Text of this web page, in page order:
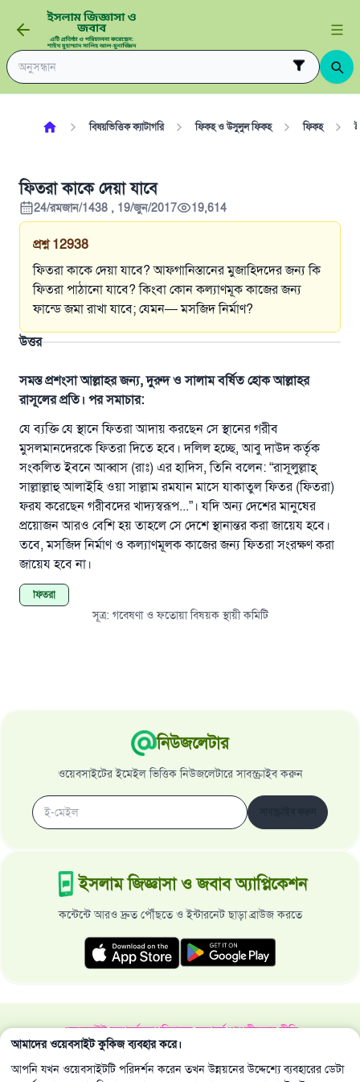
বিষয়ভিত্তিক ক্যাটাগরি ফিকহ ও উসুলুল ফিকহ ফিকহ
ফিতরা কাকে দেয়া যাবে
24/রমজান/1438 , 19/জুন/2017 19,614
প্রশ্ন 12938
ফিতরা কাকে দেয়া যাবে? আফগানিস্তানের মুজাহিদদের জন্য কি
ফিতরা পাঠানো যাবে? কিংবা কোন কল্যাণমূক কাজের জন্য
ফান্ডে জমা রাখা যাবে; যেমন— মসজিদ নির্মাণ?
উত্তর
সমস্ত প্রশংসা আল্লাহর জন্য, দুরুদ ও সালাম বর্ষিত হোক আল্লাহর
রাসূলের প্রতি। পর সমাচার:
যে ব্যক্তি যে স্থানে ফিতরা আদায় করছেন সে স্থানের গরীব
মুসলমানদেরকে ফিতরা দিতে হবে। দলিল হচ্ছে, আবু দাউদ কর্তৃক
সংকলিত ইবনে আব্বাস (রাঃ) এর হাদিস, তিনি বলেন: “রাসূলুল্লাহ্‌
সাল্লাল্লাহু আলাইহি ওয়া সাল্লাম রমযান মাসে যাকাতুল ফিতর (ফিতরা)
ফরয করেছেন গরীবদের খাদ্যস্বরূপ...”। যদি অন্য দেশের মানুষের
প্রয়োজন আরও বেশি হয় তাহলে সে দেশে স্থানান্তর করা জায়েয হবে।
তবে, মসজিদ নির্মাণ ও কল্যাণমূলক কাজের জন্য ফিতরা সংরক্ষণ করা
জায়েয হবে না।
ফিতরা
সূত্র: গবেষণা ও ফতোয়া বিষয়ক স্থায়ী কমিটি
নিউজলেটার
ওয়েবসাইটের ইমেইল ভিত্তিক নিউজলেটারে সাবস্ক্রাইব করুন
ইসলাম জিজ্ঞাসা ও জবাব অ্যাপ্লিকেশন
কন্টেন্টে আরও দ্রুত পৌঁছতে ও ইন্টারনেট ছাড়া ব্রাউজ করতে
ওয়েবসাইট সম্পর্কেমহাপরিচালক সম্পর্কেগোপনীয়তার নীতি
সর্বস্বত্ব ইসলাম জিজ্ঞাসা ও জবাব ওয়েবসাইট কর্তৃক সংরক্ষিত 1997-2025 ©
উত্তর নম্বর ১১০৮৪৫ একটি বিবাহ রক্ষা
করেছিল।
উম্মাহকে উত্তর দিতে আমাদেরকে সহযোগিতা করুন
রাসূল সাল্লাল্লাহু আলাইহি ওয়া সাল্লাম বলেছেন
(সহিহ মুসলিম; ১৮৯৩)
আমাদের ওয়েবসাইট কুকিজ ব্যবহার করে।
আপনি যখন ওয়েবসাইটটি পরিদর্শন করেন তখন উন্নয়নের উদ্দেশ্যে ব্যবহারের ডেটা